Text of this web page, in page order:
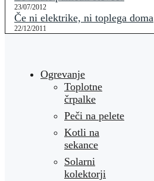
23/07/2012
Če ni elektrike, ni toplega doma
22/12/2011
Ogrevanje
Toplotne
črpalke
Peči na pelete
Kotli na
sekance
Solarni
kolektorji